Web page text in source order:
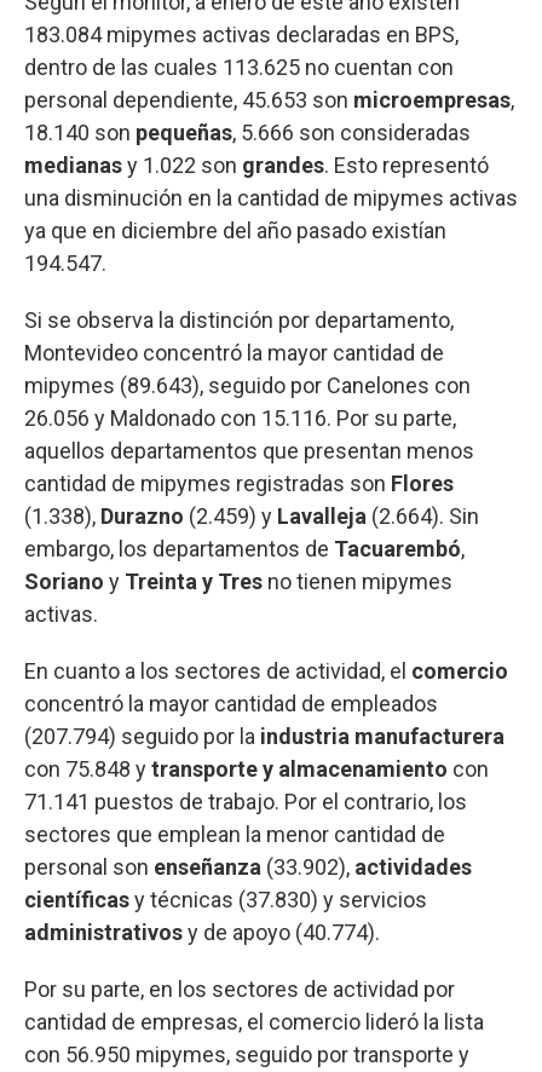
183.084 mipymes activas declaradas en BPS,
dentro de las cuales 113.625 no cuentan con
personal dependiente, 45.653 son microempresas,
18.140 son pequeñas, 5.666 son consideradas
medianasy 1.022 son grandes. Esto representó
una disminución en la cantidad de mipymes activas
ya que en diciembre del año pasado existían
194.547.
Si se observa la distinción por departamento,
Montevideo concentró la mayor cantidad de
mipymes (89.643), seguido por Canelones con
26.056 y Maldonado con 15.116. Por su parte,
aquellos departamentos que presentan menos
cantidad de mipymes registradas son Flores
(1.338), Durazno (2.459) y Lavalleja (2.664). Sin
embargo, los departamentos de Tacuarembó,
Soriano y Treinta y Tres no tienen mipymes
activas.
En cuanto a los sectores de actividad, el comercio
concentró la mayor cantidad de empleados
(207.794) seguido por la industria manufacturera
con 75.848 ytransporte y almacenamiento con
71.141 puestos de trabajo. Por el contrario, los
sectores que emplean la menor cantidad de
personal son enseñanza (33.902), actividades
científicasy técnicas (37.830) y servicios
administrativosy de apoyo (40.774).
Por su parte, en los sectores de actividad por
cantidad de empresas, el comercio lideró la lista
con 56.950 mipymes, seguido por transporte y